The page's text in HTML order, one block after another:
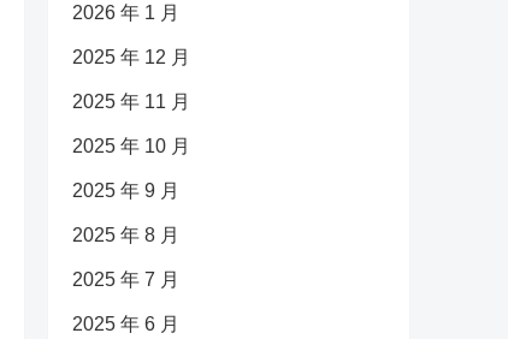
2026 年 1 月
2025 年 12 月
2025 年 11 月
2025 年 10 月
2025 年 9 月
2025 年 8 月
2025 年 7 月
2025 年 6 月